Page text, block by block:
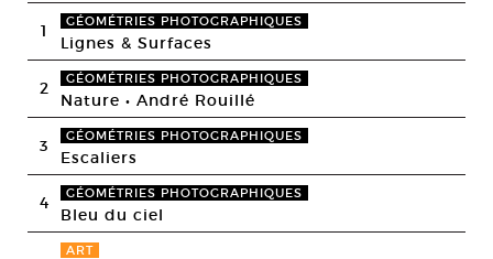
1 GÉOMÉTRIES PHOTOGRAPHIQUES
Lignes & Surfaces
2 GÉOMÉTRIES PHOTOGRAPHIQUES
Nature • André Rouillé
3 GÉOMÉTRIES PHOTOGRAPHIQUES
Escaliers
4 GÉOMÉTRIES PHOTOGRAPHIQUES
Bleu du ciel
ART